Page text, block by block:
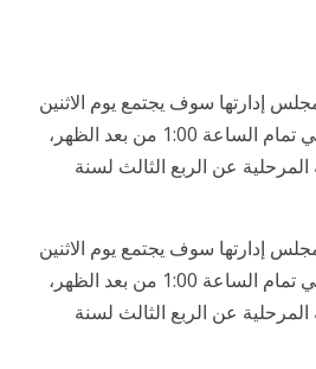
إدارتها سوف يجتمع يوم الاثنين
الموافق 13/11/2017 في تمام الساعة 1:00 من بعد الظهر،
المرحلية عن الربع الثالث لسنة
إدارتها سوف يجتمع يوم الاثنين
الموافق 13/11/2017 في تمام الساعة 1:00 من بعد الظهر،
المرحلية عن الربع الثالث لسنة